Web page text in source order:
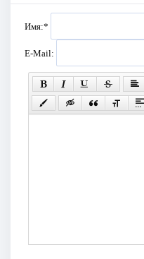
Имя:*
E-Mail: